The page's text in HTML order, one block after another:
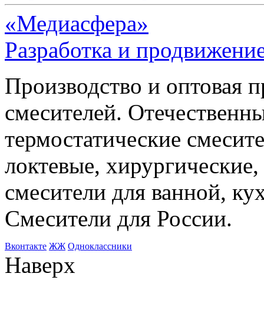
«Медиасфера»
Разработка и
Производство и оптовая
смесителей.
термостатические
локтевые,
смесители для ванной,
Смесители для России.
Bконтакте ЖЖ Одноклассники
Наверх